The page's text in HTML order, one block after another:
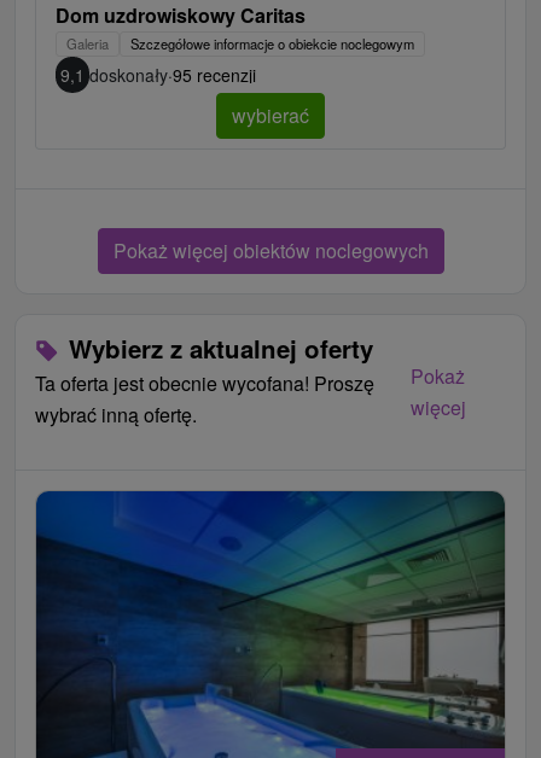
Dom uzdrowiskowy Caritas
Galeria Szczegółowe informacje o obiekcie noclegowym
9,1 doskonały·95 recenzji
wybierać
Pokaż więcej obiektów noclegowych
Wybierz z aktualnej oferty
Ta oferta jest obecnie wycofana! Proszę
wybrać inną ofertę.
Pokaż
więcej